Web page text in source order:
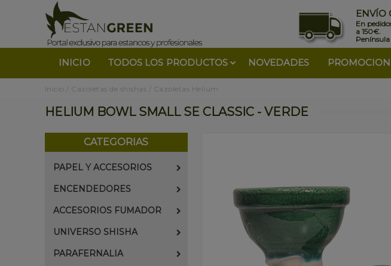
ENVÍO
En
a 150€.
INICIO TODOS LOS PRODUCTOS NOVEDADES
Inicio Cazoletas de shishas Cazoletas Helium
HELIUM BOWL SMALL SE CLASSIC - VERDE
CATEGORIAS
PAPEL Y ACCESORIOS
ENCENDEDORES
ACCESORIOS FUMADOR
UNIVERSO SHISHA
PARAFERNALIA